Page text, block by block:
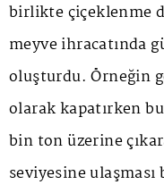
birlikte çiçeklenme
meyve ihracatında
oluşturdu. Örneğin
olarak kapatırken
bin ton üzerine
seviyesine